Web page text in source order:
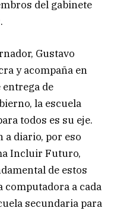
del gabinete
Gustavo
y acompaña en
de
la escuela
todos es su eje.
a diario, por eso
Incluir Futuro,
de estos
computadora a cada
secundaria para